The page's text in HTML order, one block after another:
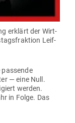
erklärt der Wirt­
Leif-
pas­sende
— eine Null.
werden.
in Folge. Das